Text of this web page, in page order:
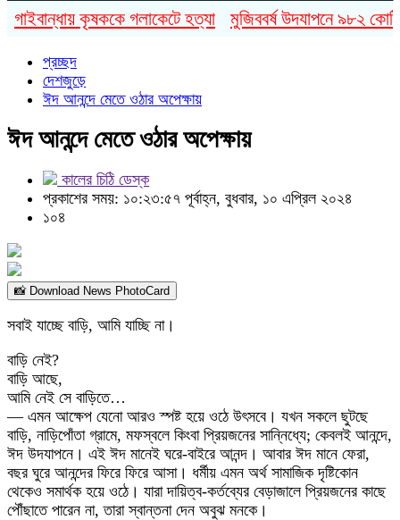
কৃষককে গলাকেটে হত্যা মুজিববর্ষ উদযাপনে ৯৮২ কোটি ৯১
প্রচ্ছদ
দেশজুড়ে
ঈদ আনন্দে মেতে ওঠার অপেক্ষায়
ঈদ আনন্দে মেতে ওঠার অপেক্ষায়
কালের চিঠি ডেস্ক
প্রকাশের সময়: ১০:২৩:৫৭ পূর্বাহ্ন, বুধবার, ১০ এপ্রিল ২০২৪
১০৪
📸 Download News PhotoCard
সবাই যাচ্ছে বাড়ি, আমি যাচ্ছি না।
বাড়ি নেই?
বাড়ি আছে,
আমি নেই সে বাড়িতে…
— এমন আক্ষেপ যেনো আরও স্পষ্ট হয়ে ওঠে উৎসবে। যখন সকলে ছুটছে
বাড়ি, নাড়িপোঁতা গ্রামে, মফস্বলে কিংবা প্রিয়জনের সান্নিধ্যে; কেবলই আনন্দে,
ঈদ উদযাপনে। এই ঈদ মানেই ঘরে-বাইরে আনন্দ। আবার ঈদ মানে ফেরা,
বছর ঘুরে আনন্দের ফিরে ফিরে আসা। ধর্মীয় এমন অর্থ সামাজিক দৃষ্টিকোন
থেকেও সমার্থক হয়ে ওঠে। যারা দায়িত্ব-কর্তব্যের বেড়াজালে প্রিয়জনের কাছে
পৌঁছাতে পারেন না, তারা স্বান্তনা দেন অবুঝ মনকে।